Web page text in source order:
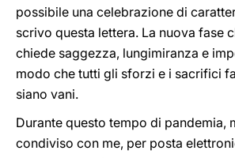
possibile una celebrazione di
scrivo questa lettera. La nuova fase
chiede saggezza, lungimiranza e
modo che tutti gli sforzi e i sacrifici
siano vani.
Durante questo tempo di pandemia,
condiviso con me, per posta